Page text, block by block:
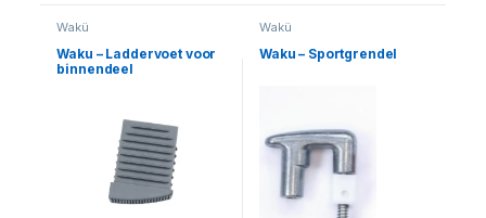
Wakü
Waku – Laddervoet voor
binnendeel
Wakü
Waku – Sportgrendel